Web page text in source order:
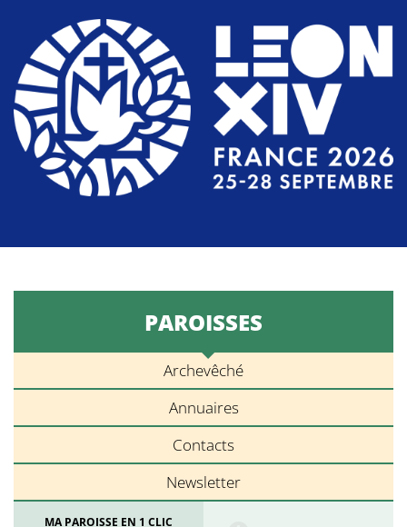
PAROISSES
Archevêché
Annuaires
Contacts
Newsletter
MA PAROISSE EN 1 CLIC